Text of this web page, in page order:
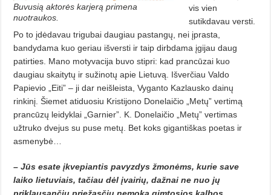
Buvusią aktorės karjerą primena
nuotraukos.
vis vien
sutikdavau versti.
Po to įdėdavau trigubai daugiau pastangų, nei įprasta,
bandydama kuo geriau išversti ir taip dirbdama įgijau daug
patirties. Mano motyvacija buvo stipri: kad prancūzai kuo
daugiau skaitytų ir sužinotų apie Lietuvą. Išverčiau Valdo
Papievio „Eiti” – ji dar neišleista, Vyganto Kazlausko dainų
rinkinį. Šiemet atiduosiu Kristijono Donelaičio „Metų” vertimą
prancūzų leidyklai „Garnier”. K. Donelaičio „Metų” vertimas
užtruko dvejus su puse metų. Bet koks gigantiškas poetas ir
asmenybė…
– Jūs esate įkvepiantis pavyzdys žmonėms, kurie save
laiko lietuviais, tačiau dėl įvairių, dažnai ne nuo jų
priklausančių priežasčių nemoka gimtosios kalbos.